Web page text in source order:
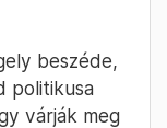
beszéde,
politikusa
várják meg